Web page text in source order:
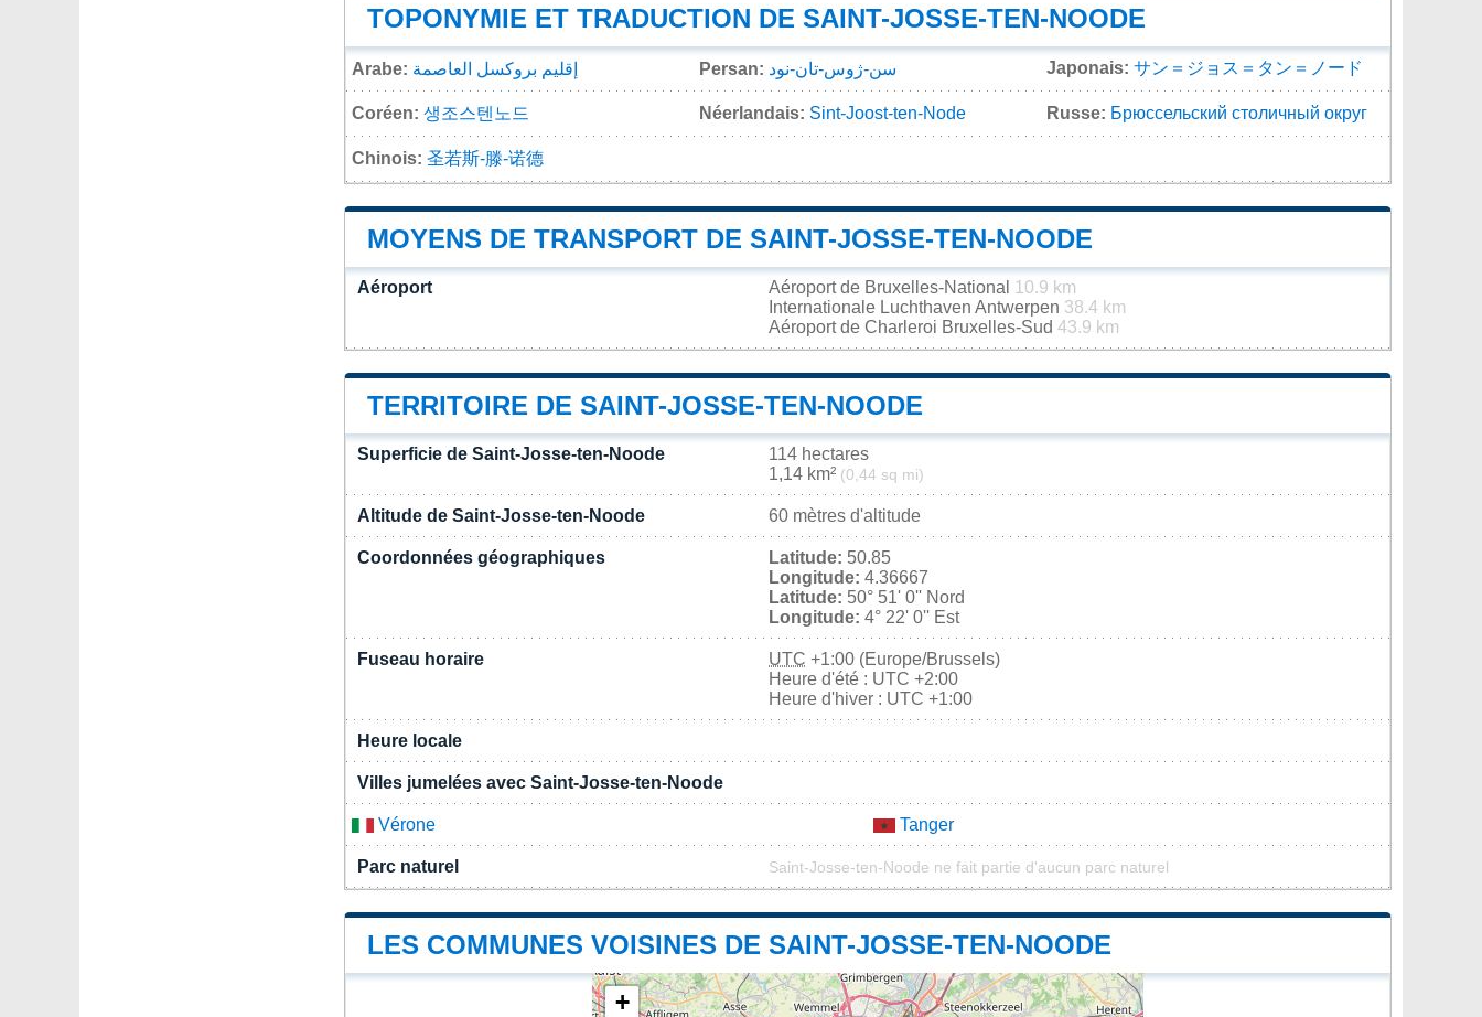
TOPONYMIE ET TRADUCTION DE SAINT-JOSSE-TEN-NOODE
Arabe: إقليم بروكسل العاصمة Persan: سن-ژوس-تان-نود Japonais: サン＝ジョス＝タン＝ノード
Coréen: 생조스텐노드 Néerlandais: Sint-Joost-ten-Node Russe: Брюссельский столичный округ
Chinois: 圣若斯-滕-诺德
MOYENS DE TRANSPORT DE SAINT-JOSSE-TEN-NOODE
Aéroport Aéroport de Bruxelles-National
10.9 km
Internationale Luchthaven Antwerpen 38.4 km
Aéroport de Charleroi Bruxelles-Sud 43.9 km
TERRITOIRE DE SAINT-JOSSE-TEN-NOODE
Superficie de Saint-Josse-ten-Noode
114 hectares
1,14 km² (0,44 sq mi)
Altitude de Saint-Josse-ten-Noode 60 mètres d'altitude
Coordonnées géographiques Latitude: 50.85
Longitude: 4.36667
Latitude: 50° 51' 0'' Nord
Longitude: 4° 22' 0'' Est
Fuseau horaire UTC +1:00 (Europe/Brussels)
Heure d'été : UTC +2:00
Heure d'hiver : UTC +1:00
Heure locale
Villes jumelées avec Saint-Josse-ten-Noode
Vérone Tanger
Parc naturel Saint-Josse-ten-Noode ne fait partie d'aucun parc naturel
LES COMMUNES VOISINES DE SAINT-JOSSE-TEN-NOODE
+